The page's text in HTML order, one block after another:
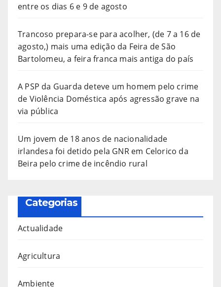
entre os dias 6 e 9 de agosto
Trancoso prepara-se para acolher, (de 7 a 16 de
agosto,) mais uma edição da Feira de São
Bartolomeu, a feira franca mais antiga do país
A PSP da Guarda deteve um homem pelo crime
de Violência Doméstica após agressão grave na
via pública
Um jovem de 18 anos de nacionalidade
irlandesa foi detido pela GNR em Celorico da
Beira pelo crime de incêndio rural
Categorias
Actualidade
Agricultura
Ambiente